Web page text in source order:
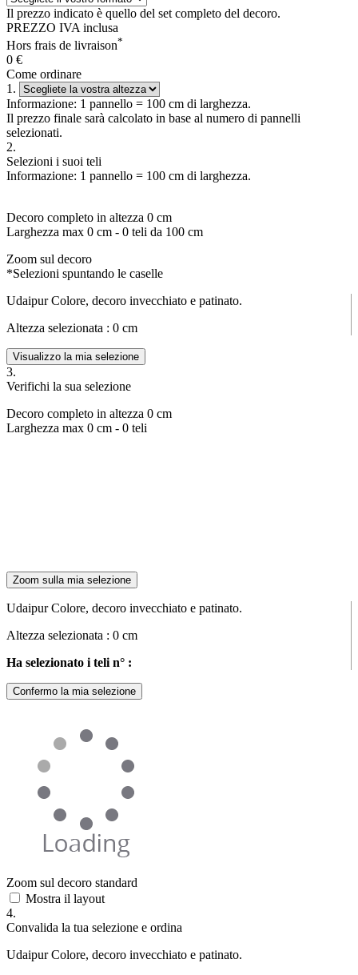
Il prezzo indicato è quello del set completo del decoro.
PREZZO IVA inclusa
Hors frais de livraison*
0 €
Come ordinare
1.
Informazione: 1 pannello = 100 cm di larghezza.
Il prezzo finale sarà calcolato in base al numero di pannelli
selezionati.
2.
Selezioni i suoi teli
Informazione: 1 pannello = 100 cm di larghezza.
Decoro completo in altezza 0 cm
Larghezza max 0 cm - 0 teli da 100 cm
Zoom sul decoro
*Selezioni spuntando le caselle
Udaipur Colore, decoro invecchiato e patinato.
Altezza selezionata : 0 cm
Visualizzo la mia selezione
3.
Verifichi la sua selezione
Decoro completo in altezza 0 cm
Larghezza max 0 cm - 0 teli
Zoom sulla mia selezione
Udaipur Colore, decoro invecchiato e patinato.
Altezza selezionata : 0 cm
Ha selezionato i teli n° :
Confermo la mia selezione
Zoom sul decoro standard
Mostra il layout
4.
Convalida la tua selezione e ordina
Udaipur Colore, decoro invecchiato e patinato.